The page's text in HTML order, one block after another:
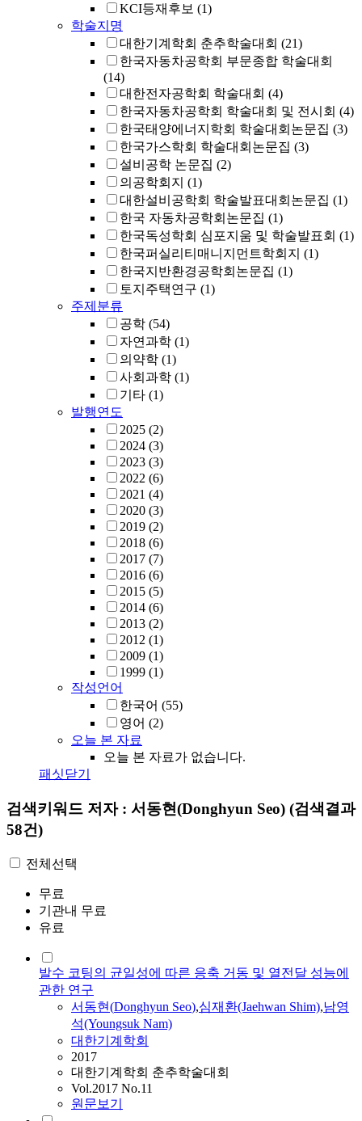
KCI등재후보 (1)
학술지명
대한기계학회 춘추학술대회 (21)
한국자동차공학회 부문종합 학술대회
(14)
대한전자공학회 학술대회 (4)
한국자동차공학회 학술대회 및 전시회 (4)
한국태양에너지학회 학술대회논문집 (3)
한국가스학회 학술대회논문집 (3)
설비공학 논문집 (2)
의공학회지 (1)
대한설비공학회 학술발표대회논문집 (1)
한국 자동차공학회논문집 (1)
한국독성학회 심포지움 및 학술발표회 (1)
한국퍼실리티매니지먼트학회지 (1)
한국지반환경공학회논문집 (1)
토지주택연구 (1)
주제분류
공학 (54)
자연과학 (1)
의약학 (1)
사회과학 (1)
기타 (1)
발행연도
2025 (2)
2024 (3)
2023 (3)
2022 (6)
2021 (4)
2020 (3)
2019 (2)
2018 (6)
2017 (7)
2016 (6)
2015 (5)
2014 (6)
2013 (2)
2012 (1)
2009 (1)
1999 (1)
작성언어
한국어 (55)
영어 (2)
오늘 본 자료
오늘 본 자료가 없습니다.
패싯닫기
검색키워드 저자 : 서동현(Donghyun Seo) (검색결과
58건)
전체선택
무료
기관내 무료
유료
발수 코팅의 균일성에 따른 응축 거동 및 열전달 성능에
관한 연구
서동현(Donghyun Seo),심재환(Jaehwan Shim),남영
석(Youngsuk Nam)
대한기계학회
2017
대한기계학회 춘추학술대회
Vol.2017 No.11
원문보기